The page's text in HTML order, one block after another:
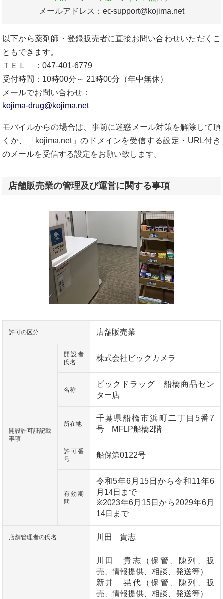
メールアドレス：ec-support@kojima.net
以下から薬剤師・登録販売者に直接お問い合わせいただくこ
ともできます。
ＴＥＬ ：047-401-6779
受付時間：10時00分～ 21時00分（年中無休）
メールでお問い合わせ：
kojima-drug@kojima.net
モバイルからの場合は、事前に迷惑メール対策を解除して頂
くか、「kojima.net」のドメインを受信する設定・URL付き
のメールを受信する設定をお願い致します。
店舗販売業の管理及び運営に関する事項
許可の区分 店舗販売業
開設許可証記載
事項
開設者
氏名
株式会社ビックカメラ
名称
ビックドラッグ 船橋商品セン
ター店
所在地
千葉県船橋市浜町二丁目5番7
号 MFLP船橋2階
許可番
号
船保第0122号
有効期
間
令和5年6月15日から令和11年6
月14日まで
※2023年6月15日から2029年6月
14日まで
店舗管理者の氏名 川田 貴志
川田 貴志（保管、陳列、販
売、情報提供、相談、発送等）
新井 晃代（保管、陳列、販
売、情報提供、相談、発送等）